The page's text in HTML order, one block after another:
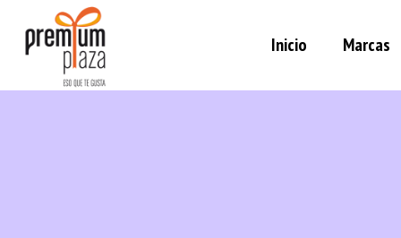
Inicio Marcas